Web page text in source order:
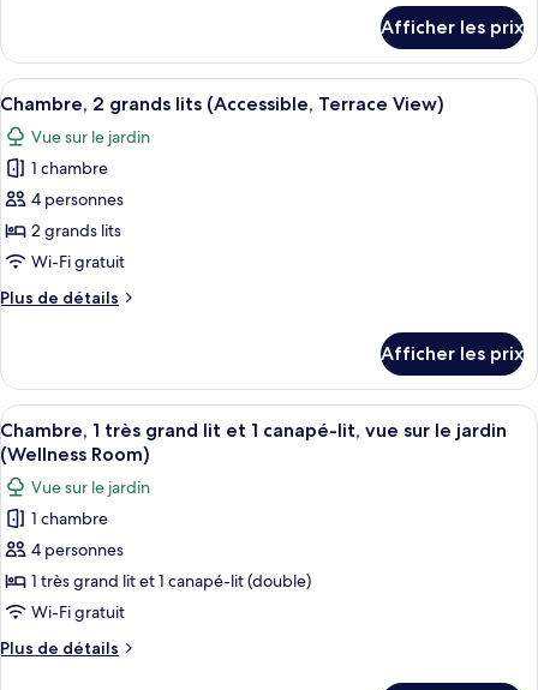
grands
lits,
vue
sur
l’océan
(Accessible
Room)
Chambre,
grands
vue
sur
(Accessible
Room)
Afficher les prix
Afficher
toutes
les
photos
pour
ce
type
chambre :
grands
lits
(Accessible,
Terrace
View)
Une chambre d’hôtel avec deux
3
Chambre, 2 grands lits (Accessible, Terrace View)
Vue sur le jardin
1 chambre
4 personnes
2 grands lits
Wi-Fi gratuit
Plus de détails
Plus
Chambre,
grands
lits
(Accessible,
Terrace
View)
Afficher les prix
Afficher
toutes
les
photos
pour
ce
type
de
chambre :
Chambre,
Une chambre d’hôtel comprenant
3
Chambre, 1 très grand lit et 1 canapé-lit, vue sur le jardin
(Wellness Room)
Vue sur le jardin
1 chambre
4 personnes
1 très grand lit et 1 canapé-lit (double)
Wi-Fi gratuit
Plus de détails
Plus